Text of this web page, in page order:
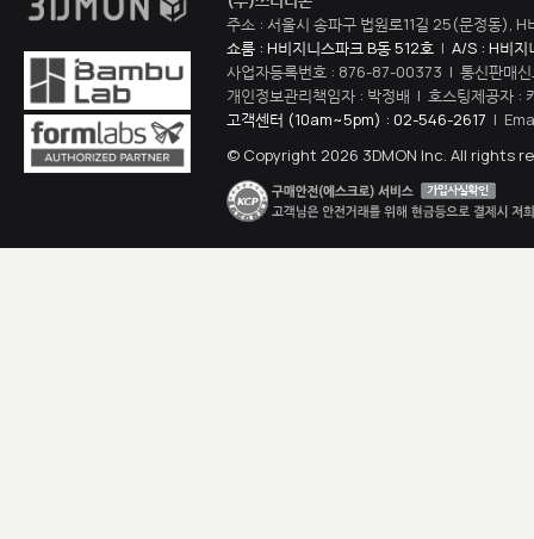
주소 : 서울시 송파구 법원로11길 25(문정동),
쇼룸 : H비지니스파크 B동 512호 | A/S : H비지
사업자등록번호 : 876-87-00373 | 통신판매
개인정보관리책임자 : 박정배 | 호스팅제공자 :
고객센터 (10am~5pm) : 02-546-2617 |
© Copyright 2026 3DMON Inc. All rights